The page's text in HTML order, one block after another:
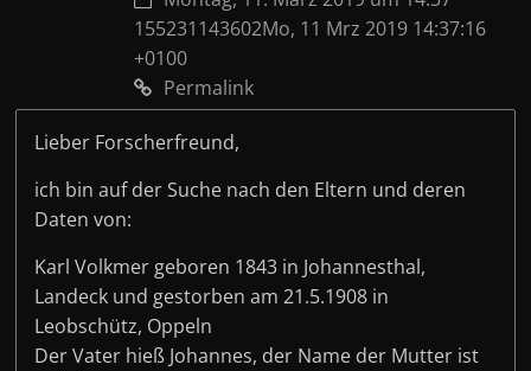
155231143602Mo, 11 Mrz 2019 14:37:16
+0100
Permalink
Lieber Forscherfreund,
ich bin auf der Suche nach den Eltern und deren
Daten von:
Karl Volkmer geboren 1843 in Johannesthal,
Landeck und gestorben am 21.5.1908 in
Leobschütz, Oppeln
Der Vater hieß Johannes, der Name der Mutter ist